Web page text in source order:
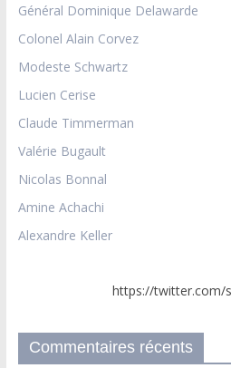
Général Dominique Delawarde
Colonel Alain Corvez
Modeste Schwartz
Lucien Cerise
Claude Timmerman
Valérie Bugault
Nicolas Bonnal
Amine Achachi
Alexandre Keller
https://twitter.com/
Commentaires récents